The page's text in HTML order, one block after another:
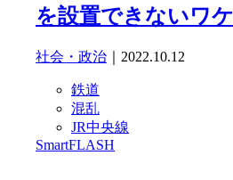
を設置できないワケ
社会・政治 ｜2022.10.12
鉄道
混乱
JR中央線
SmartFLASH